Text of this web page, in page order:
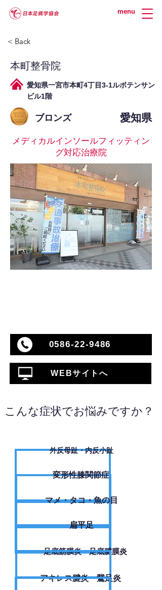
menu
< Back
本町整骨院
愛知県一宮市本町4丁目3-1ルボテンサン
ビル1階
ブロンズ 愛知県
メディカルインソールフィッティン
グ対応治療院
0586-22-9486
WEBサイトへ
こんな症状でお悩みですか？
外反母趾・内反小趾
変形性膝関節症
​マメ・タコ・魚の目
扁平足
足底筋膜炎・足底腱膜炎
アキレス腱炎・鵞足炎